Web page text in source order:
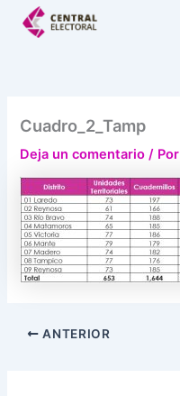
Cuadro_2_Tamp
Deja un comentario / Por
ANTERIOR